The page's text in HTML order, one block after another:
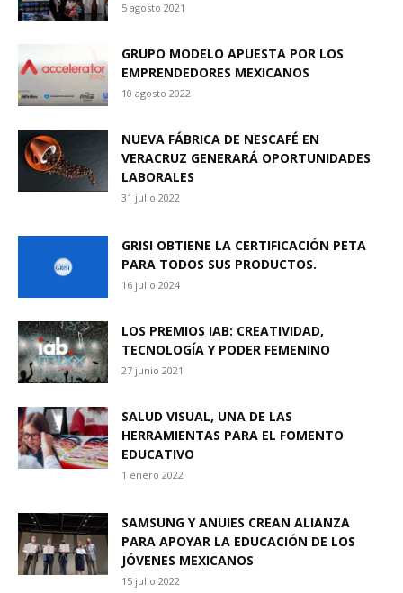
5 agosto 2021
GRUPO MODELO APUESTA POR LOS
EMPRENDEDORES MEXICANOS
10 agosto 2022
NUEVA FÁBRICA DE NESCAFÉ EN
VERACRUZ GENERARÁ OPORTUNIDADES
LABORALES
31 julio 2022
GRISI OBTIENE LA CERTIFICACIÓN PETA
PARA TODOS SUS PRODUCTOS.
16 julio 2024
LOS PREMIOS IAB: CREATIVIDAD,
TECNOLOGÍA Y PODER FEMENINO
27 junio 2021
SALUD VISUAL, UNA DE LAS
HERRAMIENTAS PARA EL FOMENTO
EDUCATIVO
1 enero 2022
SAMSUNG Y ANUIES CREAN ALIANZA
PARA APOYAR LA EDUCACIÓN DE LOS
JÓVENES MEXICANOS
15 julio 2022